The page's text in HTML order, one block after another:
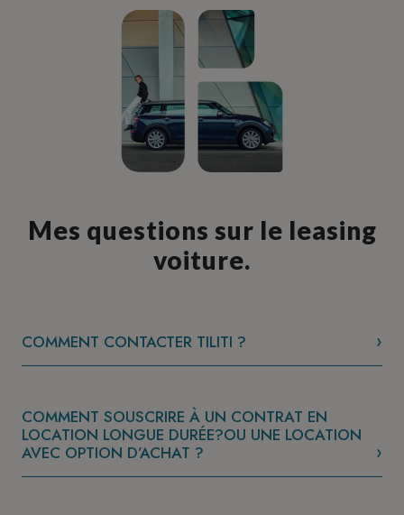
Mes questions sur le leasing
voiture.
COMMENT CONTACTER TILITI ?
COMMENT SOUSCRIRE À UN CONTRAT EN
LOCATION LONGUE DURÉE?OU UNE LOCATION
AVEC OPTION D’ACHAT ?